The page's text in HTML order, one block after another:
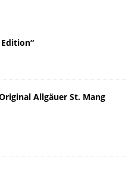
Allgäuer St. Mang